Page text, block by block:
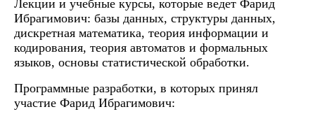
Лекции и учебные курсы, которые ведет Фарид
Ибрагимович: базы данных, структуры данных,
дискретная математика, теория информации и
кодирования, теория автоматов и формальных
языков, основы статистической обработки.
Программные разработки, в которых принял
участие Фарид Ибрагимович: